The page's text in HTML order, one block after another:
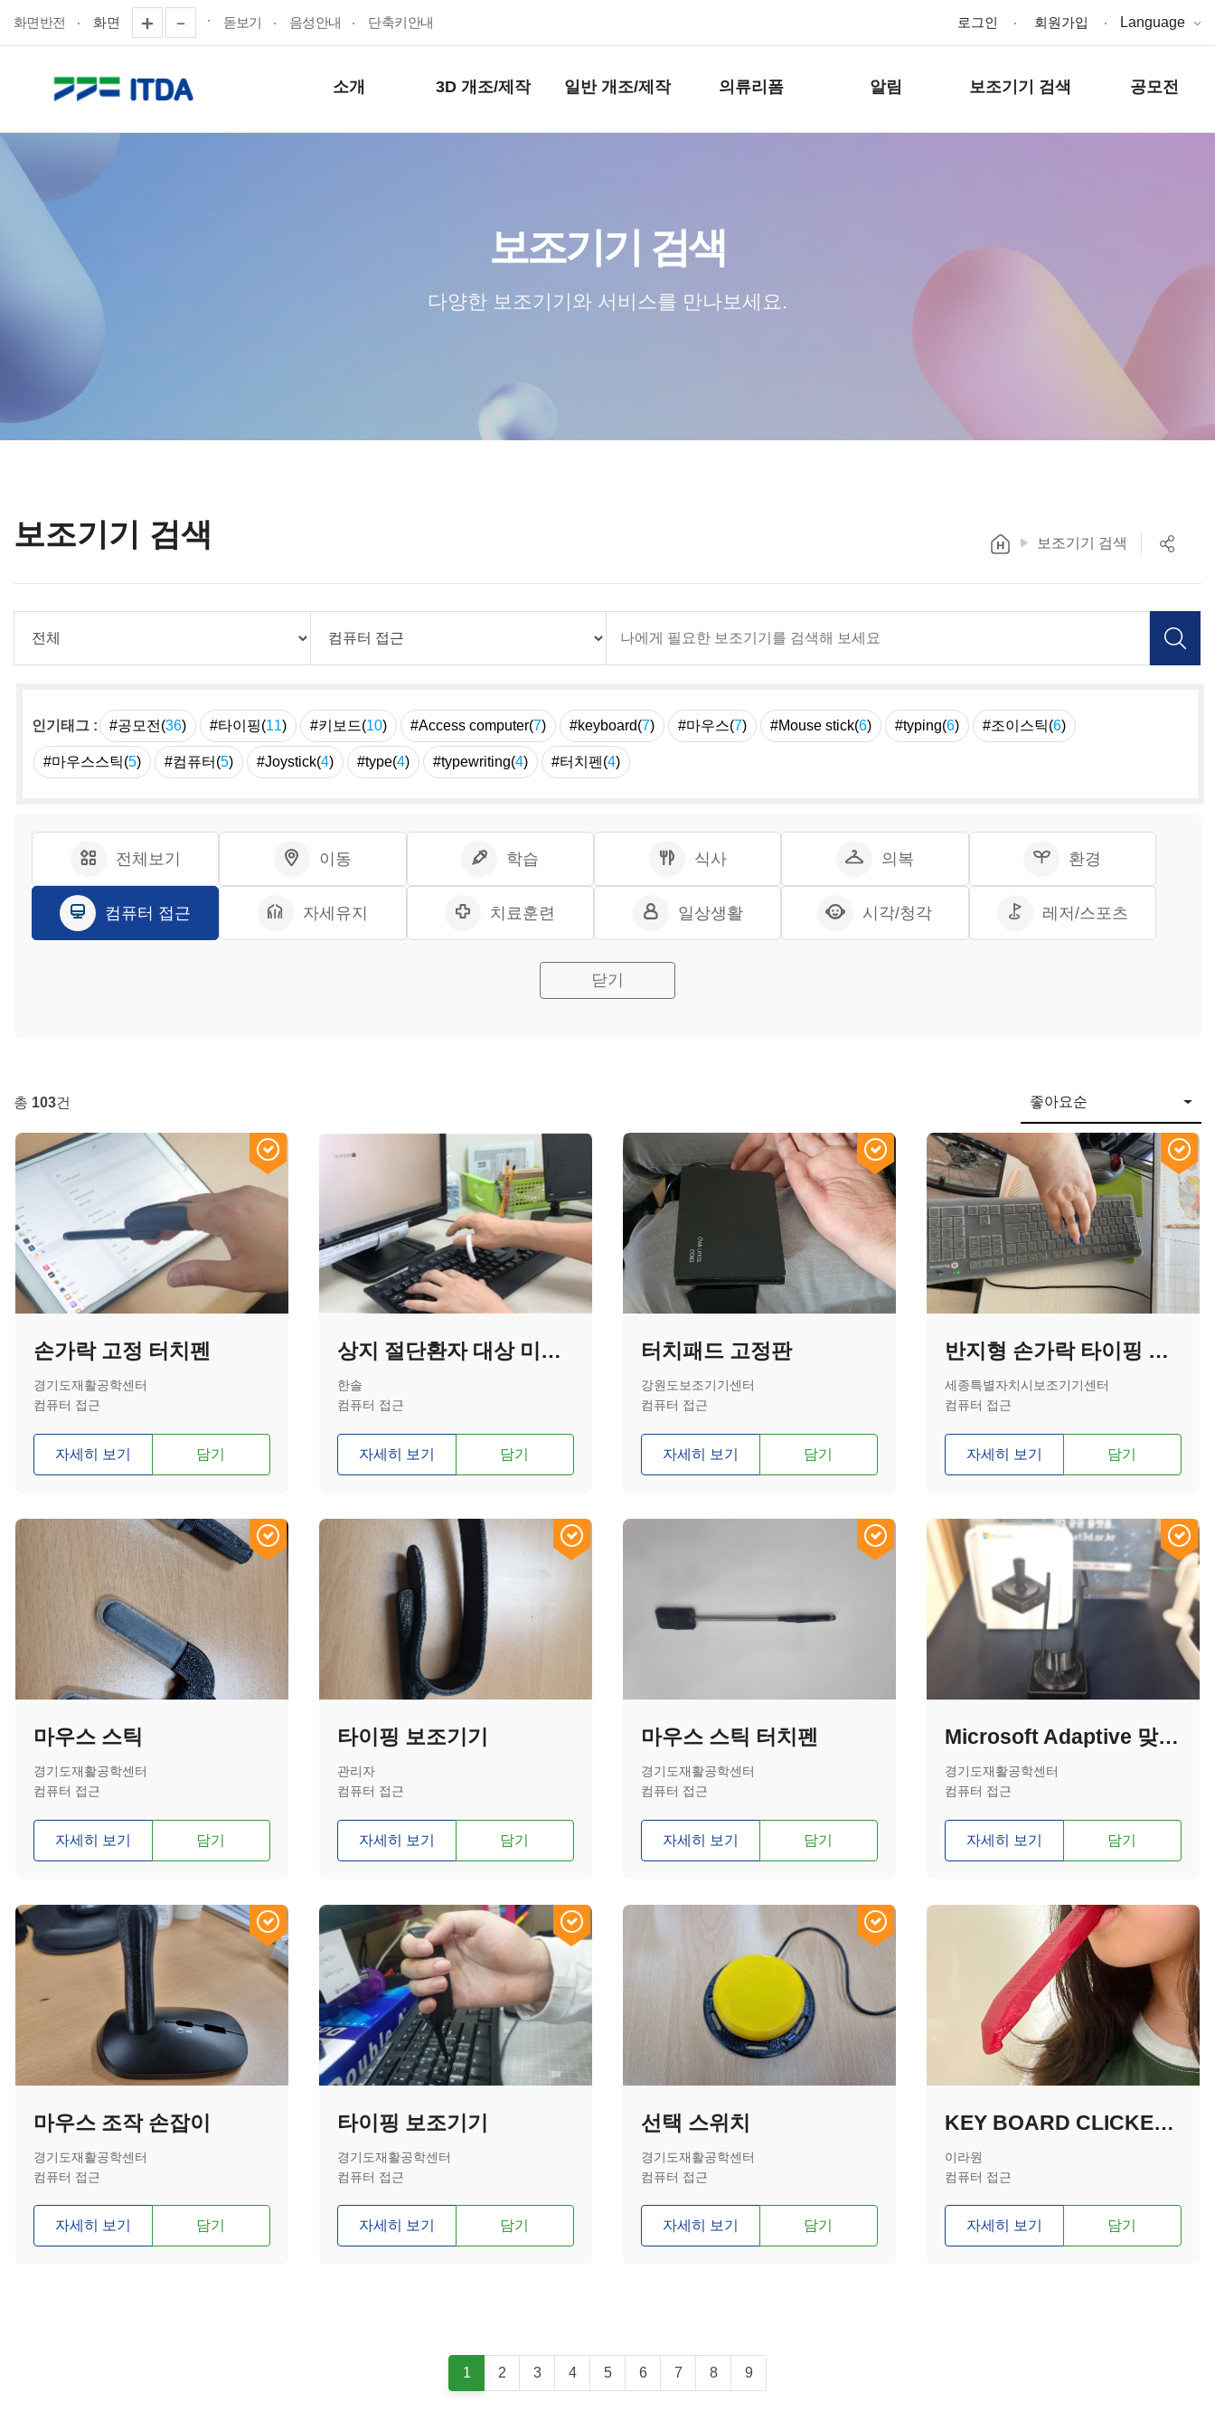
화면반전 화면 돋보기 음성안내 단축키안내 로그인 회원가입 Language
소개 3D 개조/제작 일반 개조/제작 의류리폼 알림 보조기기 검색 공모전
보조기기 검색
다양한 보조기기와 서비스를 만나보세요.
보조기기 검색 보조기기 검색
인기태그 : #공모전(36) #타이핑(11) #키보드(10) #Access computer(7) #keyboard(7) #마우스(7) #Mouse stick(6) #typing(6) #조이스틱(6)
#마우스스틱(5) #컴퓨터(5) #Joystick(4) #type(4) #typewriting(4) #터치펜(4)
전체보기 이동 학습 식사 의복 환경
컴퓨터 접근 자세유지 치료훈련 일상생활 시각/청각 레저/스포츠
닫기
총 103건 좋아요순
손가락 고정 터치펜
경기도재활공학센터
컴퓨터 접근
자세히 보기 담기
상지 절단환자 대상 미관형 의수용 타이핑 보조도구
한솔
컴퓨터 접근
자세히 보기 담기
터치패드 고정판
강원도보조기기센터
컴퓨터 접근
자세히 보기 담기
반지형 손가락 타이핑 보조기기
세종특별자치시보조기기센터
컴퓨터 접근
자세히 보기 담기
마우스 스틱
경기도재활공학센터
컴퓨터 접근
자세히 보기 담기
타이핑 보조기기
관리자
컴퓨터 접근
자세히 보기 담기
마우스 스틱 터치펜
경기도재활공학센터
컴퓨터 접근
자세히 보기 담기
Microsoft Adaptive 맞춤형 조이스틱 손잡이(U자형)
경기도재활공학센터
컴퓨터 접근
자세히 보기 담기
마우스 조작 손잡이
경기도재활공학센터
컴퓨터 접근
자세히 보기 담기
타이핑 보조기기
경기도재활공학센터
컴퓨터 접근
자세히 보기 담기
선택 스위치
경기도재활공학센터
컴퓨터 접근
자세히 보기 담기
KEY BOARD CLICKER 키보드 클리커
이라원
컴퓨터 접근
자세히 보기 담기
1 2 3 4 5 6 7 8 9